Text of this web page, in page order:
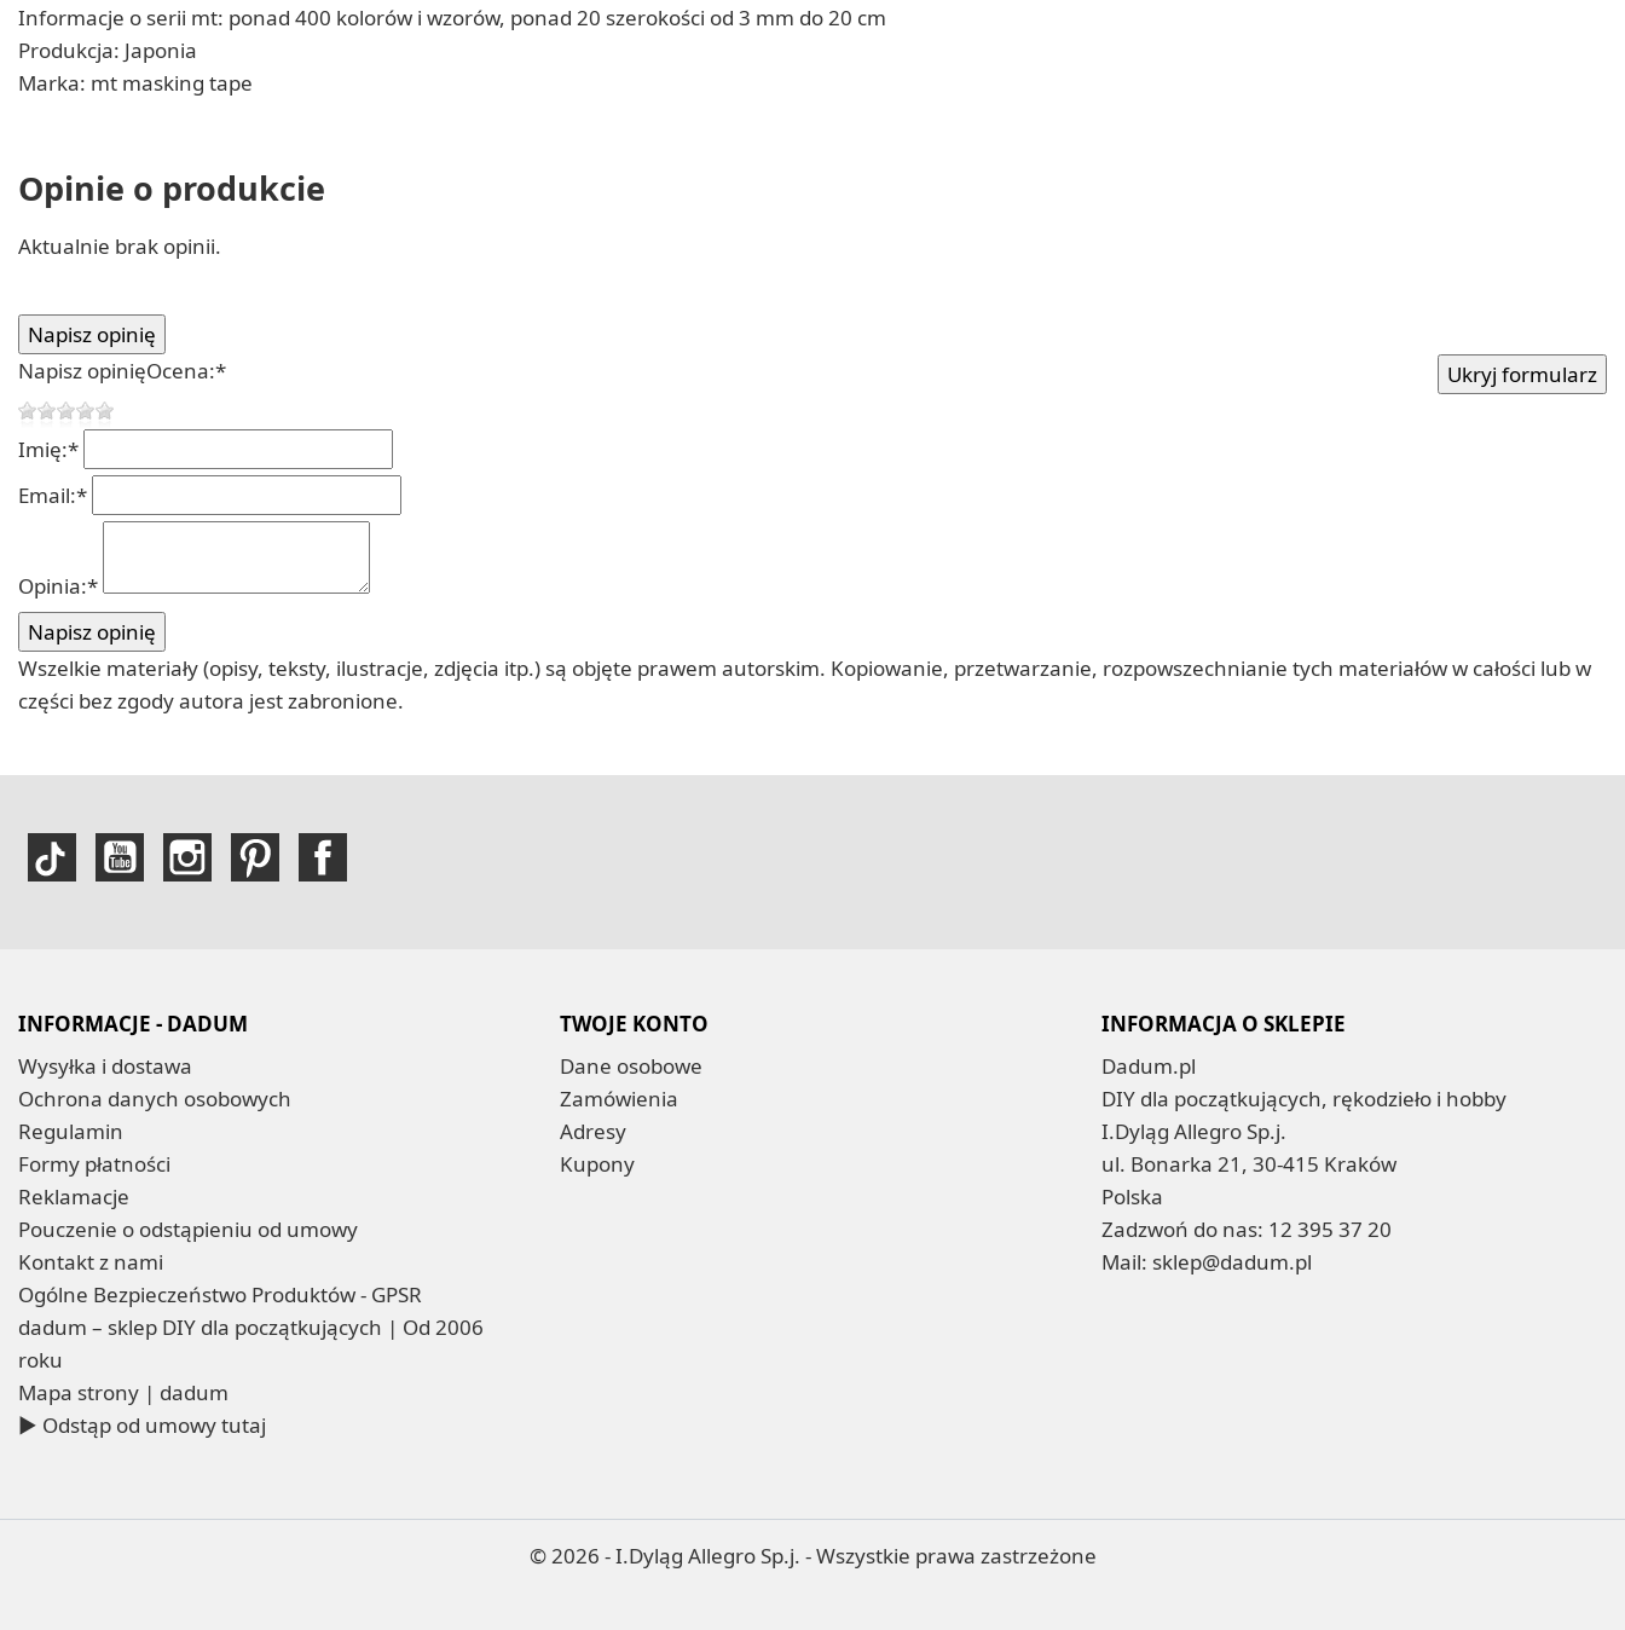
Informacje o serii mt: ponad 400 kolorów i wzorów, ponad 20 szerokości od 3 mm do 20 cm
Produkcja: Japonia
Marka: mt masking tape
Opinie o produkcie
Aktualnie brak opinii.
Napisz opinięOcena:*
Imię:*
Email:*
Opinia:*
Wszelkie materiały (opisy, teksty, ilustracje, zdjęcia itp.) są objęte prawem autorskim. Kopiowanie, przetwarzanie, rozpowszechnianie tych materiałów w całości lub w
części bez zgody autora jest zabronione.
INFORMACJE - DADUM
Wysyłka i dostawa
Ochrona danych osobowych
Regulamin
Formy płatności
Reklamacje
Pouczenie o odstąpieniu od umowy
Kontakt z nami
Ogólne Bezpieczeństwo Produktów - GPSR
dadum – sklep DIY dla początkujących | Od 2006
roku
Mapa strony | dadum
▶ Odstąp od umowy tutaj
TWOJE KONTO
Dane osobowe
Zamówienia
Adresy
Kupony
INFORMACJA O SKLEPIE
Dadum.pl
DIY dla początkujących, rękodzieło i hobby
I.Dyląg Allegro Sp.j.
ul. Bonarka 21, 30-415 Kraków
Polska
Zadzwoń do nas: 12 395 37 20
Mail: sklep@dadum.pl
© 2026 - I.Dyląg Allegro Sp.j. - Wszystkie prawa zastrzeżone